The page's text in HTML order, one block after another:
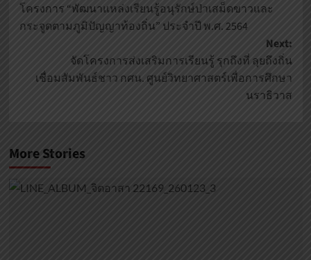
โครงการ “พัฒนาแหล่งเรียนรู้อนุรักษ์ป่าเสม็ดขาวและ
กระจูดตามภูมิปัญญาท้องถิ่น” ประจำปี พ.ศ. 2564
Next:
จัดโครงการส่งเสริมการเรียนรู้ รุกถึงที่ ลุยถึงถิ่น
เชื่อมสัมพันธ์ชาว กศน. ศูนย์วิทยาศาสตร์เพื่อการศึกษา
นราธิวาส
More Stories